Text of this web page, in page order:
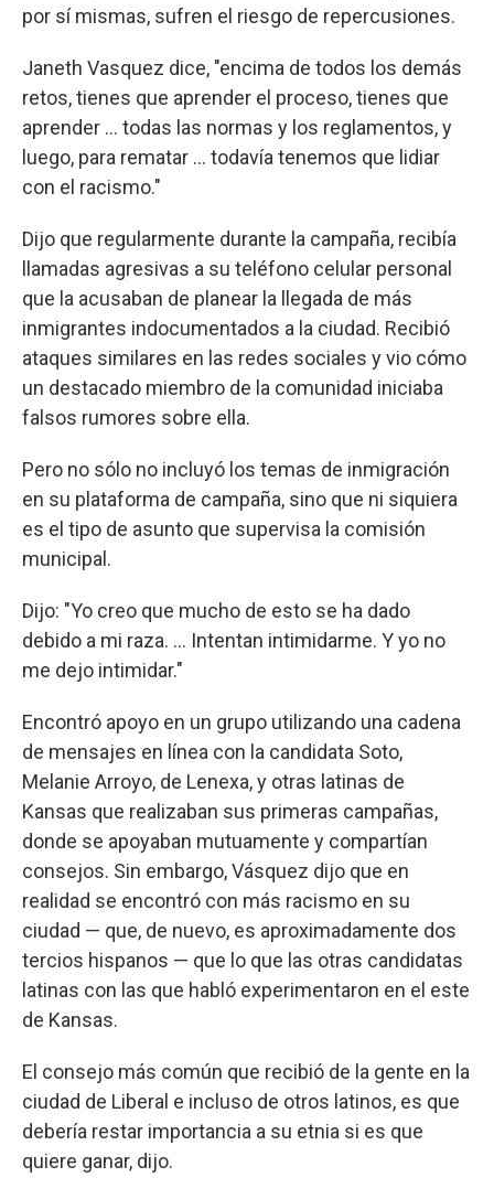
por sí mismas, sufren el riesgo de repercusiones.
Janeth Vasquez dice, "encima de todos los demás
retos, tienes que aprender el proceso, tienes que
aprender ... todas las normas y los reglamentos, y
luego, para rematar ... todavía tenemos que lidiar
con el racismo."
Dijo que regularmente durante la campaña, recibía
llamadas agresivas a su teléfono celular personal
que la acusaban de planear la llegada de más
inmigrantes indocumentados a la ciudad. Recibió
ataques similares en las redes sociales y vio cómo
un destacado miembro de la comunidad iniciaba
falsos rumores sobre ella.
Pero no sólo no incluyó los temas de inmigración
en su plataforma de campaña, sino que ni siquiera
es el tipo de asunto que supervisa la comisión
municipal.
Dijo: "Yo creo que mucho de esto se ha dado
debido a mi raza. ... Intentan intimidarme. Y yo no
me dejo intimidar."
Encontró apoyo en un grupo utilizando una cadena
de mensajes en línea con la candidata Soto,
Melanie Arroyo, de Lenexa, y otras latinas de
Kansas que realizaban sus primeras campañas,
donde se apoyaban mutuamente y compartían
consejos. Sin embargo, Vásquez dijo que en
realidad se encontró con más racismo en su
ciudad — que, de nuevo, es aproximadamente dos
tercios hispanos — que lo que las otras candidatas
latinas con las que habló experimentaron en el este
de Kansas.
El consejo más común que recibió de la gente en la
ciudad de Liberal e incluso de otros latinos, es que
debería restar importancia a su etnia si es que
quiere ganar, dijo.